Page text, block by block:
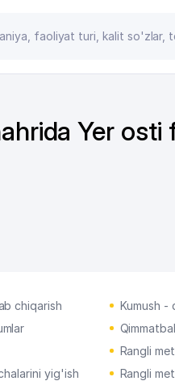
Yer osti
chiqarish
Kumush -
Rangli
yig'ish
Rangli